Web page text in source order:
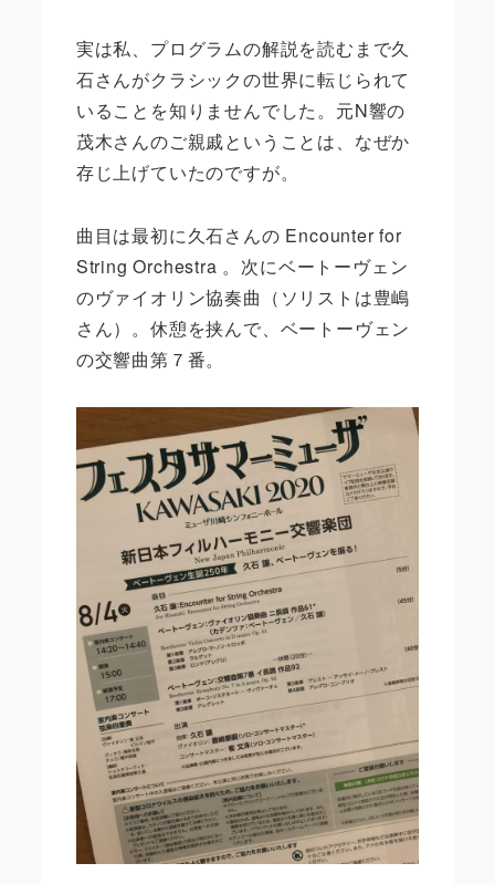
実は私、プログラムの解説を読むまで久
石さんがクラシックの世界に転じられて
いることを知りませんでした。元N響の
茂木さんのご親戚ということは、なぜか
存じ上げていたのですが。
曲目は最初に久石さんの Encounter for
String Orchestra 。次にベートーヴェン
のヴァイオリン協奏曲（ソリストは豊嶋
さん）。休憩を挟んで、ベートーヴェン
の交響曲第７番。